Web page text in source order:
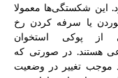
این شکستگی‌ها معمولا
یا سرفه کردن رخ
از پوکی استخوان
هستند. در صورتی که
موجب تغییر در وضعیت